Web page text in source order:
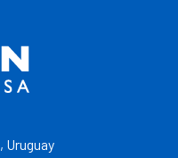
Uruguay